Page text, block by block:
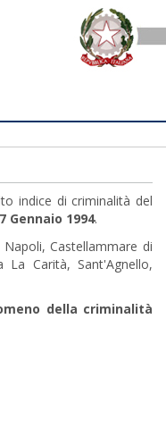
indice di criminalità del
Gennaio 1994.
Castellammare di
Carità, Sant'Agnello,
della criminalità